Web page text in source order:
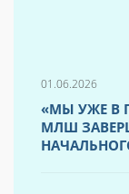
01.06.2026
«МЫ УЖЕ В
МЛШ